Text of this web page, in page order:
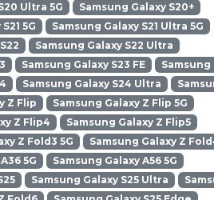
Ultra 5G
Samsung Galaxy S20+
5G
Samsung Galaxy S21 Ultra 5G
Samsung Galaxy S22 Ultra
Samsung Galaxy S23 FE
Samsung
Samsung Galaxy S24 Ultra
Z Flip
Samsung Galaxy Z Flip 5G
Z Flip4
Samsung Galaxy Z Flip5
Z Fold3 5G
Samsung Galaxy Z
5G
Samsung Galaxy A56 5G
Samsung Galaxy S25 Ultra